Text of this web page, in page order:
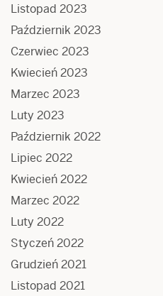
Listopad 2023
Październik 2023
Czerwiec 2023
Kwiecień 2023
Marzec 2023
Luty 2023
Październik 2022
Lipiec 2022
Kwiecień 2022
Marzec 2022
Luty 2022
Styczeń 2022
Grudzień 2021
Listopad 2021